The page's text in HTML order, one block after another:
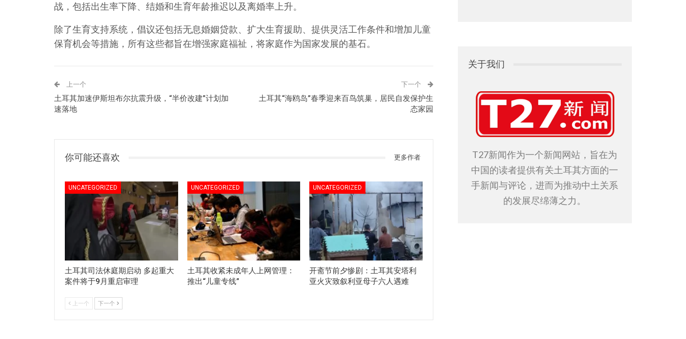
战，包括出生率下降、结婚和生育年龄推迟以及离婚率上升。
除了生育支持系统，倡议还包括无息婚姻贷款、扩大生育援助、提供灵活工作条件和增加儿童
保育机会等措施，所有这些都旨在增强家庭福祉，将家庭作为国家发展的基石。
上一个
土耳其加速伊斯坦布尔抗震升级，“半价改建”计划加
速落地
下一个
土耳其“海鸥岛”春季迎来百鸟筑巢，居民自发保护生
态家园
你可能还喜欢 更多作者
UNCATEGORIZED
土耳其司法休庭期启动 多起重大
案件将于9月重启审理
UNCATEGORIZED
土耳其收紧未成年人上网管理：
推出“儿童专线”
UNCATEGORIZED
开斋节前夕惨剧：土耳其安塔利
亚火灾致叙利亚母子六人遇难
上一个 下一个
关于我们
T27新闻作为一个新闻网站，旨在为
中国的读者提供有关土耳其方面的一
手新闻与评论，进而为推动中土关系
的发展尽绵薄之力。